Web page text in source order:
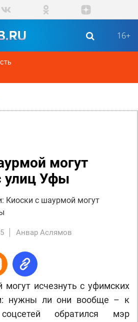
16+
могут
улиц Уфы
Киоски с шаурмой могут
Анвар Аслямов
исчезнуть с уфимских
нужны ли они вообще – к
соцсетей обратился мэр